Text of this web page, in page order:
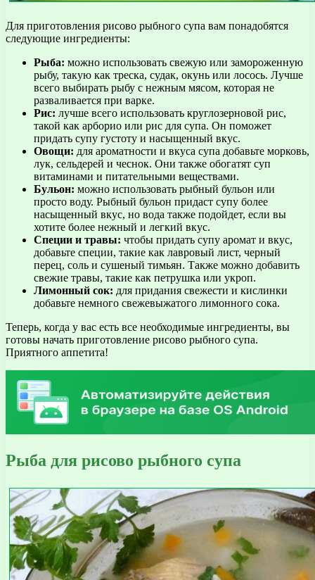
Для приготовления рисово рыбного супа вам понадобятся
следующие ингредиенты:
Рыба: можно использовать свежую или замороженную
рыбу, такую как треска, судак, окунь или лосось. Лучше
всего выбирать рыбу с нежным мясом, которая не
разваливается при варке.
Рис: лучше всего использовать круглозерновой рис,
такой как арборио или рис для супа. Он поможет
придать супу густоту и насыщенный вкус.
Овощи: для ароматности и вкуса супа добавьте морковь,
лук, сельдерей и чеснок. Они также обогатят суп
витаминами и питательными веществами.
Бульон: можно использовать рыбный бульон или
просто воду. Рыбный бульон придаст супу более
насыщенный вкус, но вода также подойдет, если вы
хотите более нежный и легкий вкус.
Специи и травы: чтобы придать супу аромат и вкус,
добавьте специи, такие как лавровый лист, черный
перец, соль и сушеный тимьян. Также можно добавить
свежие травы, такие как петрушка или укроп.
Лимонный сок: для придания свежести и кислинки
добавьте немного свежевыжатого лимонного сока.
Теперь, когда у вас есть все необходимые ингредиенты, вы
готовы начать приготовление рисово рыбного супа.
Приятного аппетита!
Рыба для рисово рыбного супа